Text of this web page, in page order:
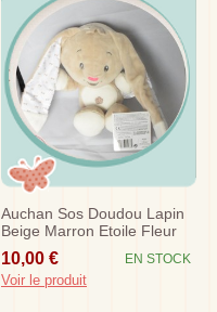
Auchan Sos Doudou Lapin
Beige Marron Etoile Fleur
30 Cm
10,00 € EN STOCK
Voir le produit